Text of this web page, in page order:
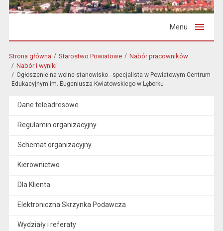
Menu
Strona główna Starostwo Powiatowe
Nabór pracowników
Nabór i wyniki
Ogłoszenie na wolne stanowisko - specjalista w Powiatowym Centrum
Edukacyjnym im. Eugeniusza Kwiatowskiego w Lęborku
Dane teleadresowe
Regulamin organizacyjny
Schemat organizacyjny
Kierownictwo
Dla Klienta
Elektroniczna Skrzynka Podawcza
Wydziały i referaty